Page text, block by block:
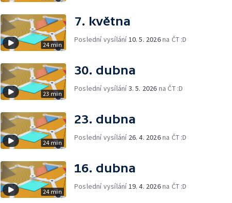
24 min
7. května
Poslední vysílání 10. 5. 2026na ČT :D
23 min
30. dubna
Poslední vysílání3. 5. 2026 na ČT :D
24 min
23. dubna
Poslední vysílání 26. 4. 2026na ČT :D
24 min
16. dubna
Poslední vysílání 19. 4. 2026na ČT :D